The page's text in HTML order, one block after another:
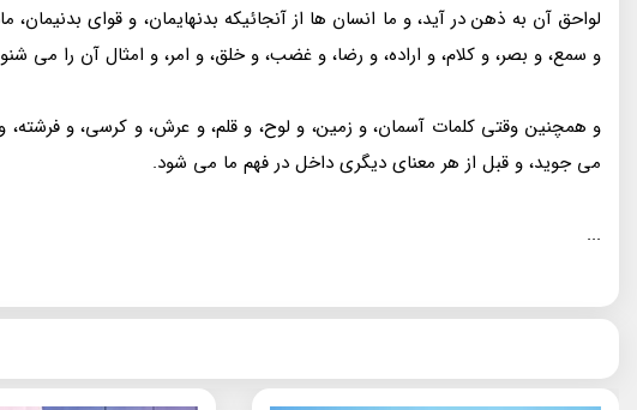
لواحق آن به ذهن در آید، و ما انسان ها از آنجائیکه بدنهایمان، و قوای
و سمع، و بصر، و کلام، و اراده، و رضا، و غضب، و خلق، و امر، و امثال آن را می
و همچنین وقتی کلمات آسمان، و زمین، و لوح، و قلم، و عرش، و کرسی، و
می جوید، و قبل از هر معنای دیگری داخل در فهم ما می شود.
...